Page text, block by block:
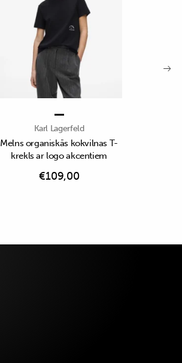
Karl Lagerfeld
Melns organiskās kokvilnas T-
krekls ar logo akcentiem
€109,00